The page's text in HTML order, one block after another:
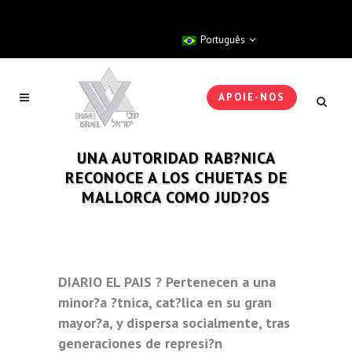
Português
APOIE-NOS
UNA AUTORIDAD RAB?NICA
RECONOCE A LOS CHUETAS DE
MALLORCA COMO JUD?OS
DIARIO EL PAIS ? Pertenecen a una
minor?a ?tnica, cat?lica en su gran
mayor?a, y dispersa socialmente, tras
generaciones de represi?n